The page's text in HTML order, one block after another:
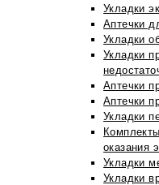
Укладки
Аптечки
Укладки
Укладки
Аптечки
Аптечки
Укладки
оказания
Укладки
Укладки